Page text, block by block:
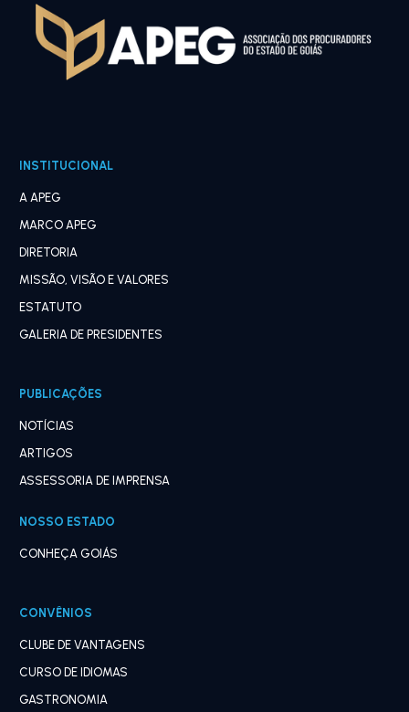
INSTITUCIONAL
A APEG
MARCO APEG
DIRETORIA
MISSÃO, VISÃO E VALORES
ESTATUTO
GALERIA DE PRESIDENTES
PUBLICAÇÕES
NOTÍCIAS
ARTIGOS
ASSESSORIA DE IMPRENSA
NOSSO ESTADO
CONHEÇA GOIÁS
CONVÊNIOS
CLUBE DE VANTAGENS
CURSO DE IDIOMAS
GASTRONOMIA